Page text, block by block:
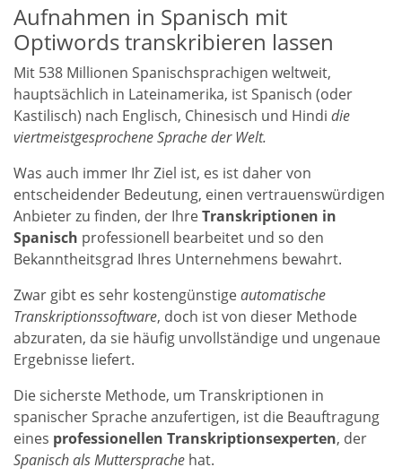
Aufnahmen in Spanisch mit
Optiwords transkribieren lassen
Mit 538 Millionen Spanischsprachigen weltweit,
hauptsächlich in Lateinamerika, ist Spanisch (oder
Kastilisch) nach Englisch, Chinesisch und Hindi die
viertmeistgesprochene Sprache der Welt.
Was auch immer Ihr Ziel ist, es ist daher von
entscheidender Bedeutung, einen vertrauenswürdigen
Anbieter zu finden, der IhreTranskriptionen in
Spanisch professionell bearbeitet und so den
Bekanntheitsgrad Ihres Unternehmens bewahrt.
Zwar gibt es sehr kostengünstigeautomatische
Transkriptionssoftware, doch ist von dieser Methode
abzuraten, da sie häufig unvollständige und ungenaue
Ergebnisse liefert.
Die sicherste Methode, um Transkriptionen in
spanischer Sprache anzufertigen, ist die Beauftragung
eines professionellen Transkriptionsexperten, der
Spanisch alsMuttersprache hat.